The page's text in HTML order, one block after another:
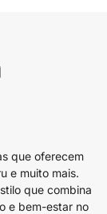
que oferecem
e muito mais.
que combina
e bem-estar no